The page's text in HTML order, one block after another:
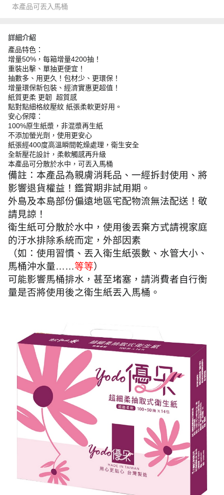
本產品可丟入馬桶
詳細介紹
產品特色：
增量50%，每箱增量4200抽！
重裝出擊、單抽更便宜！
抽數多、用更久！包材少、更環保！
增量環保新包裝、經濟實惠更超值！
紙質更柔 更韌 超質感
點對點細格紋壓紋 紙張柔軟更好用。
安心保障：
100%原生紙漿，非混漿再生紙
不添加螢光劑，使用更安心
紙張經400度高溫瞬間乾燥處理，衛生安全
全新壓花設計，柔軟觸感再升級
本產品可分散於水中，可丟入馬桶
備註：本產品為親膚消耗品、一經拆封使用、將
影響退貨權益！鑑賞期非試用期。
外島及本島部份偏遠地區宅配物流無法配送！敬
請見諒！
衛生紙可分散於水中，使用後丟棄方式請視家庭
的汙水排除系統而定，外部因素
（如 ： 使用習慣 、 丟入衛生紙張數 、 水管大小 、
馬桶沖水量……等等）
可能影響馬桶排水，甚至堵塞，請消費者自行衡
量是否將使用後之衛生紙丟入馬桶。